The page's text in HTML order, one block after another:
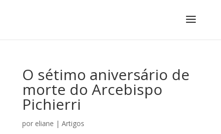
O sétimo aniversário de
morte do Arcebispo
Pichierri
por eliane | Artigos